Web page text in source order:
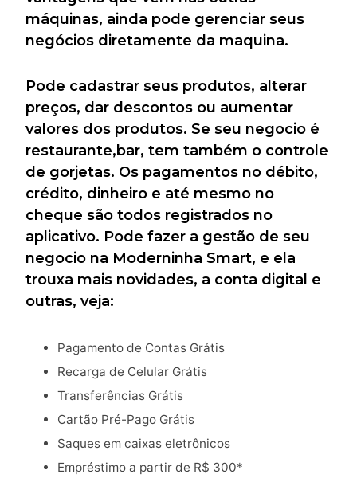
máquinas, ainda pode gerenciar seus
negócios diretamente da maquina.
Pode cadastrar seus produtos, alterar
preços, dar descontos ou aumentar
valores dos produtos. Se seu negocio é
restaurante,bar, tem também o controle
de gorjetas. Os pagamentos no débito,
crédito, dinheiro e até mesmo no
cheque são todos registrados no
aplicativo. Pode fazer a gestão de seu
negocio na Moderninha Smart, e ela
trouxa mais novidades, a conta digital e
outras, veja:
Pagamento de Contas Grátis
Recarga de Celular Grátis
Transferências Grátis
Cartão Pré-Pago Grátis
Saques em caixas eletrônicos
Empréstimo a partir de R$ 300*